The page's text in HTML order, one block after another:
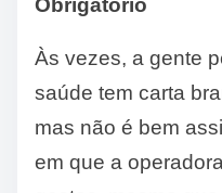
Obrigatório
Às vezes, a gente
saúde tem carta
mas não é bem
em que a